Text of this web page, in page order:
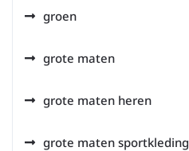
groen
grote maten
grote maten heren
grote maten sportkleding